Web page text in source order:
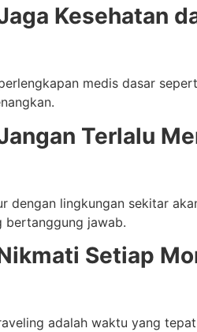
Kesehatan
medis dasar
Terlalu
dengan lingkungan sekitar
bertanggung jawab.
Setiap
adalah waktu yang